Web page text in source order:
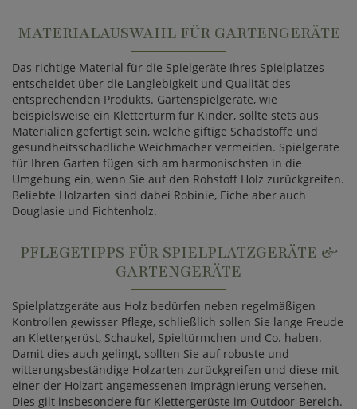
MATERIALAUSWAHL FÜR GARTENGERÄTE
Das richtige Material für die Spielgeräte Ihres Spielplatzes
entscheidet über die Langlebigkeit und Qualität des
entsprechenden Produkts. Gartenspielgeräte, wie
beispielsweise ein Kletterturm für Kinder, sollte stets aus
Materialien gefertigt sein, welche giftige Schadstoffe und
gesundheitsschädliche Weichmacher vermeiden. Spielgeräte
für Ihren Garten fügen sich am harmonischsten in die
Umgebung ein, wenn Sie auf den Rohstoff Holz zurückgreifen.
Beliebte Holzarten sind dabei Robinie, Eiche aber auch
Douglasie und Fichtenholz.
PFLEGETIPPS FÜR SPIELPLATZGERÄTE &
GARTENGERÄTE
Spielplatzgeräte aus Holz bedürfen neben regelmäßigen
Kontrollen gewisser Pflege, schließlich sollen Sie lange Freude
an Klettergerüst, Schaukel, Spieltürmchen und Co. haben.
Damit dies auch gelingt, sollten Sie auf robuste und
witterungsbeständige Holzarten zurückgreifen und diese mit
einer der Holzart angemessenen Imprägnierung versehen.
Dies gilt insbesondere für Klettergerüste im Outdoor-Bereich.